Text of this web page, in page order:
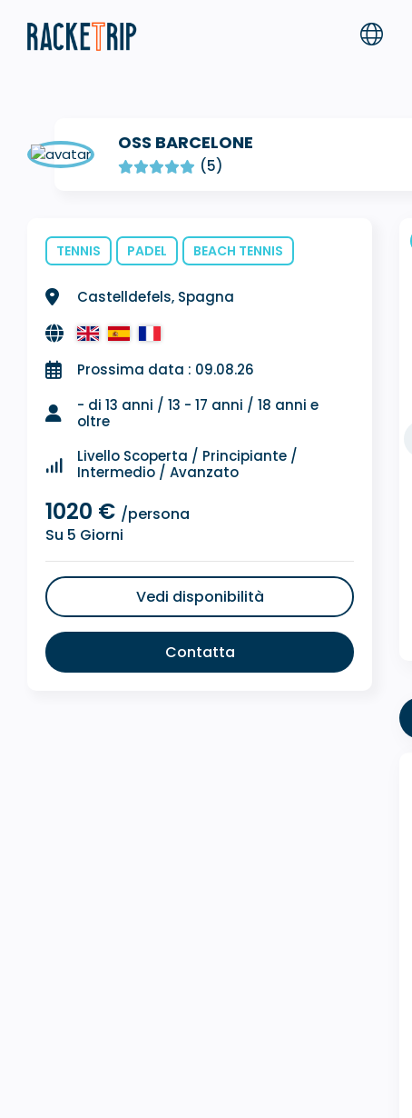
OSS BARCELONE
(5)
TENNIS PADEL BEACH TENNIS
Castelldefels, Spagna
Prossima data : 09.08.26
- di 13 anni / 13 - 17 anni / 18 anni e
oltre
Livello Scoperta / Principiante /
Intermedio / Avanzato
1020 € /persona
Su 5 Giorni
Vedi disponibilità
Contatta